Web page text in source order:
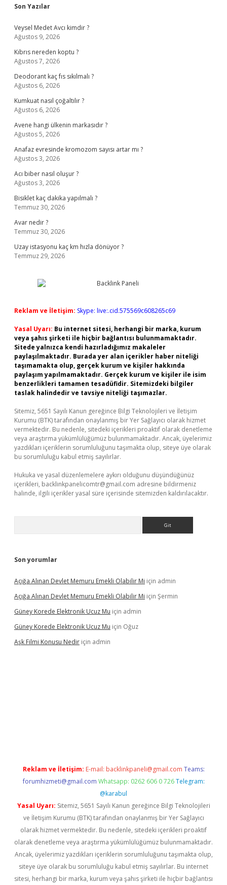
Sidebar
Son Yazılar
Veysel Medet Avcı kimdir ?
Ağustos 9, 2026
Kıbrıs nereden koptu ?
Ağustos 7, 2026
Deodorant kaç fıs sıkılmalı ?
Ağustos 6, 2026
Kumkuat nasıl çoğaltılır ?
Ağustos 6, 2026
Avene hangi ülkenin markasıdır ?
Ağustos 5, 2026
Anafaz evresinde kromozom sayısı artar mı ?
Ağustos 3, 2026
Acı biber nasıl oluşur ?
Ağustos 3, 2026
Bisiklet kaç dakika yapılmalı ?
Temmuz 30, 2026
Avar nedir ?
Temmuz 30, 2026
Uzay istasyonu kaç km hızla dönüyor ?
Temmuz 29, 2026
Reklam ve İletişim: Skype: live:.cid.575569c608265c69
Yasal Uyarı: Bu internet sitesi, herhangi bir marka, kurum
veya şahıs şirketi ile hiçbir bağlantısı bulunmamaktadır.
Sitede yalnızca kendi hazırladığımız makaleler
paylaşılmaktadır. Burada yer alan içerikler haber niteliği
taşımamakta olup, gerçek kurum ve kişiler hakkında
paylaşım yapılmamaktadır. Gerçek kurum ve kişiler ile isim
benzerlikleri tamamen tesadüfidir. Sitemizdeki bilgiler
taslak halindedir ve tavsiye niteliği taşımazlar.
Sitemiz, 5651 Sayılı Kanun gereğince Bilgi Teknolojileri ve İletişim
Kurumu (BTK) tarafından onaylanmış bir Yer Sağlayıcı olarak hizmet
vermektedir. Bu nedenle, sitedeki içerikleri proaktif olarak denetleme
veya araştırma yükümlülüğümüz bulunmamaktadır. Ancak, üyelerimiz
yazdıkları içeriklerin sorumluluğunu taşımakta olup, siteye üye olarak
bu sorumluluğu kabul etmiş sayılırlar.
Hukuka ve yasal düzenlemelere aykırı olduğunu düşündüğünüz
içerikleri, backlinkpanelicomtr@gmail.com adresine bildirmeniz
halinde, ilgili içerikler yasal süre içerisinde sitemizden kaldırılacaktır.
Son yorumlar
Açığa Alınan Devlet Memuru Emekli Olabilir Mi için admin
Açığa Alınan Devlet Memuru Emekli Olabilir Mi için Şermin
Güney Korede Elektronik Ucuz Mu için admin
Güney Korede Elektronik Ucuz Mu için Oğuz
Aşk Filmi Konusu Nedir için admin
Reklam ve İletişim: E-mail: backlinkpaneli@gmail.com Teams:
forumhizmeti@gmail.com Whatsapp: 0262 606 0 726 Telegram:
@karabul
Yasal Uyarı: Sitemiz, 5651 Sayılı Kanun gereğince Bilgi Teknolojileri
ve İletişim Kurumu (BTK) tarafından onaylanmış bir Yer Sağlayıcı
olarak hizmet vermektedir. Bu nedenle, sitedeki içerikleri proaktif
olarak denetleme veya araştırma yükümlülüğümüz bulunmamaktadır.
Ancak, üyelerimiz yazdıkları içeriklerin sorumluluğunu taşımakta olup,
siteye üye olarak bu sorumluluğu kabul etmiş sayılırlar. Bu internet
sitesi, herhangi bir marka, kurum veya şahıs şirketi ile hiçbir bağlantısı